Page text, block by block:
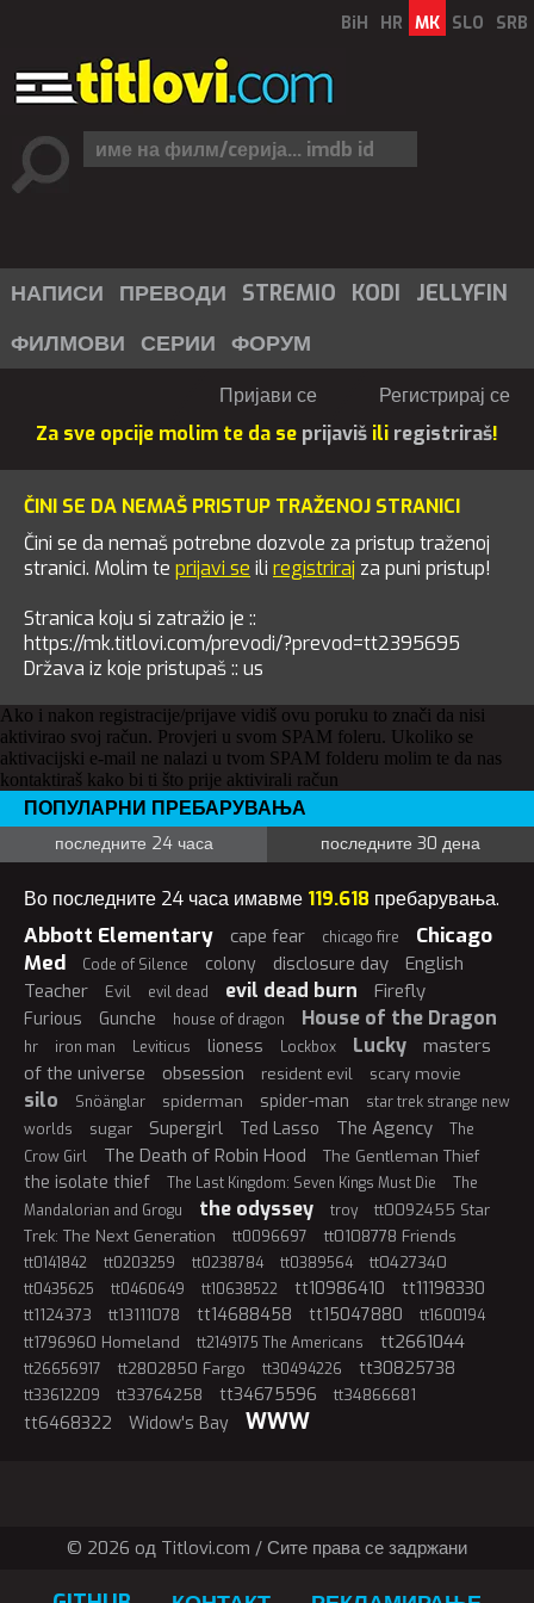
BiH HR MK SLO SRB
НАПИСИ ПРЕВОДИ STREMIO KODI
JELLYFIN
ФИЛМОВИ СЕРИИ ФОРУМ
Пријави се
Регистрирај се
Za sve opcije molim te da se prijaviš ili registriraš!
ČINI SE DA NEMAŠ PRISTUP TRAŽENOJ STRANICI
Čini se da nemaš potrebne dozvole za pristup traženoj
stranici. Molim te prijavi se ili registriraj za puni pristup!
Stranica koju si zatražio je ::
https://mk.titlovi.com/prevodi/?prevod=tt2395695
Država iz koje pristupaš :: us
Ako i nakon registracije/prijave vidiš ovu poruku to znači da nisi
aktivirao svoj račun. Provjeri u svom SPAM foleru. Ukoliko se
aktivacijski e-mail ne nalazi u tvom SPAM folderu molim te da nas
kontaktiraš kako bi ti što prije aktivirali račun
ПОПУЛАРНИ ПРЕБАРУВАЊА
последните 24 часа последните 30 дена
Во последните 24 часа имавме 119.618 пребарувања.
Abbott Elementary cape fear chicago fire
Chicago
Med
Code of Silence colony disclosure day
English
Teacher
Evil evil dead evil dead burn Firefly
Furious Gunche house of dragon House of the Dragon
hr iron man Leviticus lioness Lockbox Lucky
masters
of the universe
obsession resident evil scary movie
silo Snöänglar spiderman spider-man
star trek strange new
worlds
sugar Supergirl Ted Lasso The Agency
The
Crow Girl
The Death of Robin Hood The Gentleman Thief
the isolate thief The Last Kingdom: Seven Kings Must Die
The
Mandalorian and Grogu
the odyssey troy
tt0092455 Star
Trek: The Next Generation
tt0096697 tt0108778 Friends
tt0141842 tt0203259 tt0238784 tt0389564 tt0427340
tt0435625 tt0460649 tt10638522 tt10986410 tt11198330
tt1124373 tt13111078 tt14688458 tt15047880 tt1600194
tt1796960 Homeland tt2149175 The Americans tt2661044
tt26656917 tt2802850 Fargo tt30494226 tt30825738
tt33612209 tt33764258 tt34675596 tt34866681
tt6468322 Widow's Bay WWW
© 2026 oд Titlovi.com / Сите права се задржани